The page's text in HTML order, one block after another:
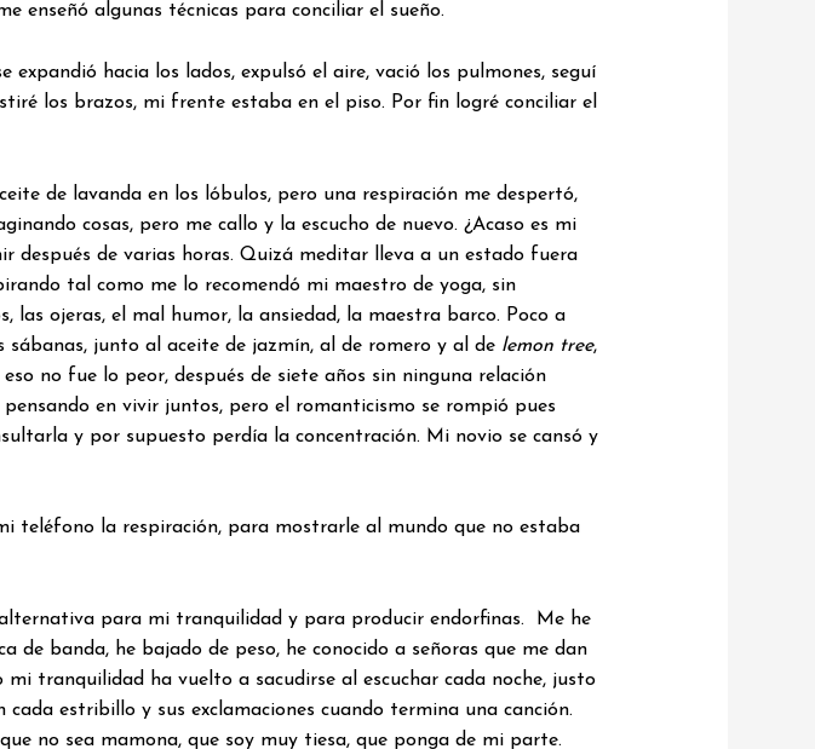
enseñó algunas técnicas para conciliar el sueño.
hacia los lados, expulsó el aire, vació los pulmones, seguí
los brazos, mi frente estaba en el piso. Por fin logré conciliar el
de lavanda en los lóbulos, pero una respiración me despertó,
cosas, pero me callo y la escucho de nuevo. ¿Acaso es mi
después de varias horas. Quizá meditar lleva a un estado fuera
tal como me lo recomendó mi maestro de yoga, sin
ojeras, el mal humor, la ansiedad, la maestra barco. Poco a
junto al aceite de jazmín, al de romero y al de lemon tree,
no fue lo peor, después de siete años sin ninguna relación
en vivir juntos, pero el romanticismo se rompió pues
y por supuesto perdía la concentración. Mi novio se cansó y
teléfono la respiración, para mostrarle al mundo que no estaba
para mi tranquilidad y para producir endorfinas. Me he
de banda, he bajado de peso, he conocido a señoras que me dan
tranquilidad ha vuelto a sacudirse al escuchar cada noche, justo
estribillo y sus exclamaciones cuando termina una canción.
no sea mamona, que soy muy tiesa, que ponga de mi parte.